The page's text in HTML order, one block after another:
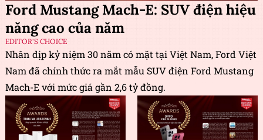
Ford Mustang Mach-E: SUV điện hiệu
năng cao của năm
EDITOR'S CHOICE
Nhân dịp kỷ niệm 30 năm có mặt tại Việt Nam, Ford Việt
Nam đã chính thức ra mắt mẫu SUV điện Ford Mustang
Mach-E với mức giá gần 2,6 tỷ đồng.